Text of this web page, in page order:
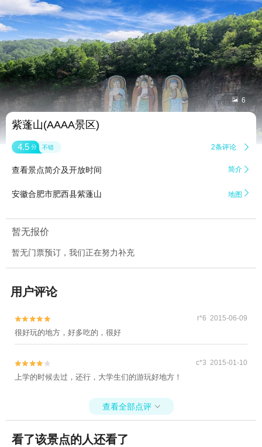
 6
紫蓬山(AAAA景区)
4.5 分 不错 2条评论 
查看景点简介及开放时间 简介 
安徽合肥市肥西县紫蓬山 地图 
暂无报价
暂无门票预订，我们正在努力补充
用户评论

 r*6 2015-06-09
很好玩的地方，好多吃的，很好

 c*3 2015-01-10
上学的时候去过，还行，大学生们的游玩好地方！
查看全部点评 
看了该景点的人还看了
